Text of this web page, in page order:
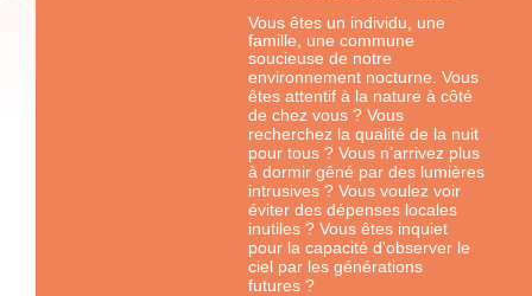
Vous êtes un individu, une
famille, une commune
soucieuse de notre
environnement nocturne. Vous
êtes attentif à la nature à côté
de chez vous ? Vous
recherchez la qualité de la nuit
pour tous ? Vous n’arrivez plus
à dormir gêné par des lumières
intrusives ? Vous voulez voir
éviter des dépenses locales
inutiles ? Vous êtes inquiet
pour la capacité d'observer le
ciel par les générations
futures ?